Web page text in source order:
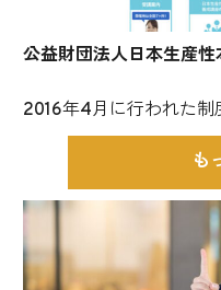
公益財団法人日本生産性
2016年4月に行われた制
も